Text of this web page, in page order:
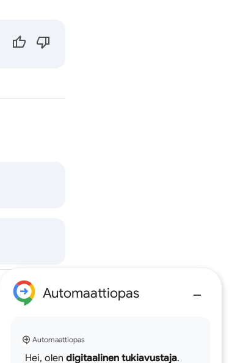
Automaattiopas
Automaattiopas
Hei, olen digitaalinen tukiavustaja.